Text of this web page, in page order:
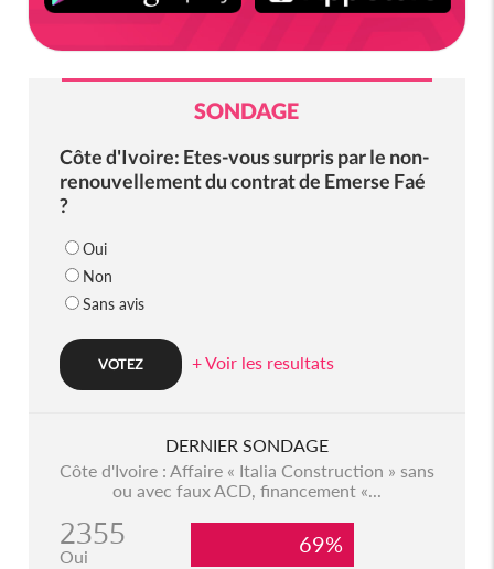
SONDAGE
Côte d'Ivoire: Etes-vous surpris par le non-
renouvellement du contrat de Emerse Faé
?
Oui
Non
Sans avis
+ Voir les resultats
DERNIER SONDAGE
Côte d'Ivoire : Affaire « Italia Construction » sans
ou avec faux ACD, financement «...
2355
Oui 69%